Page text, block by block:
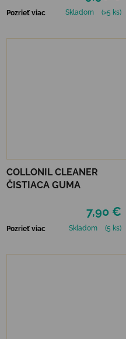
Pozrieť viac Skladom (>5 ks)
COLLONIL CLEANER
ČISTIACA GUMA
7,90 €
Pozrieť viac Skladom (5 ks)